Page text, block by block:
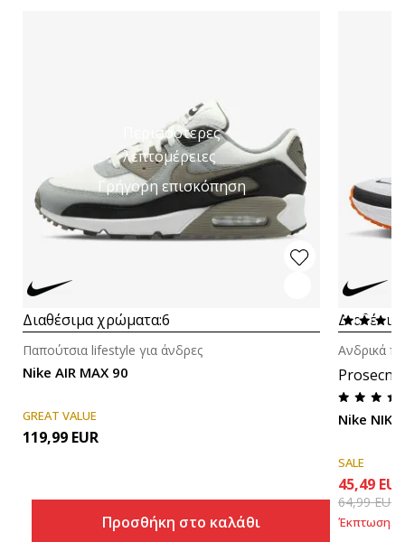
Περισσότερες
λεπτομέρειες
Γρήγορη επισκόπηση
Διαθέσιμα χρώματα:6
Nike AIR MAX 90
Παπούτσια lifestyle για άνδρες
GREAT VALUE
119,99 EUR
Προσθήκη στο καλάθι
Nike NIKE
Ανδρικά
SALE
45,49 EUR
64,99EUR
Έκπτωση30